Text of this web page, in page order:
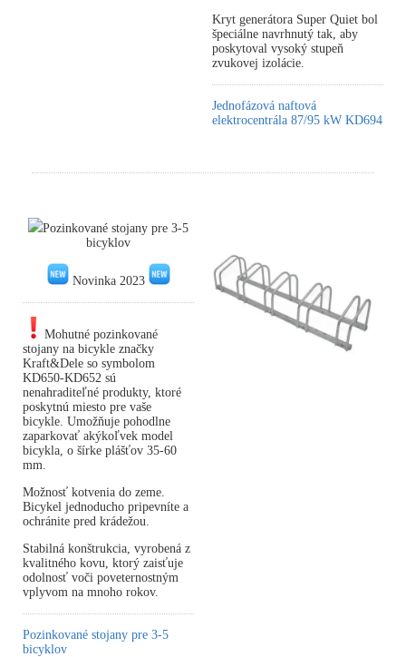
Kryt generátora Super Quiet bol
špeciálne navrhnutý tak, aby
poskytoval vysoký stupeň
zvukovej izolácie.
Jednofázová naftová
elektrocentrála 87/95 kW KD694
Pozinkované stojany pre 3-5
bicyklov
Novinka 2023
Mohutné pozinkované
stojany na bicykle značky
Kraft&Dele so symbolom
KD650-KD652 sú
nenahraditeľné produkty, ktoré
poskytnú miesto pre vaše
bicykle. Umožňuje pohodlne
zaparkovať akýkoľvek model
bicykla, o šírke plášťov 35-60
mm.
Možnosť kotvenia do zeme.
Bicykel jednoducho pripevníte a
ochránite pred krádežou.
Stabilná konštrukcia, vyrobená z
kvalitného kovu, ktorý zaisťuje
odolnosť voči poveternostným
vplyvom na mnoho rokov.
Pozinkované stojany pre 3-5
bicyklov